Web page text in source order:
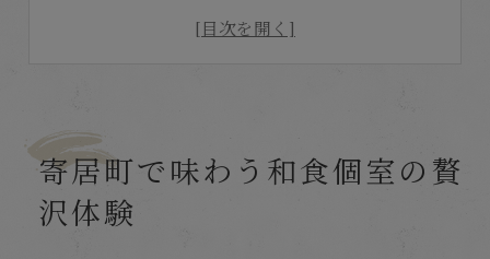
静かな個室で味わう和食の奥深さ
落ち着いた個室で新鮮刺身を堪能する方法
和食個室で新鮮刺身を味わうコツ
刺身が美味しい和食個室の選び方
寄居町で味わう和食個室の贅
沢体験